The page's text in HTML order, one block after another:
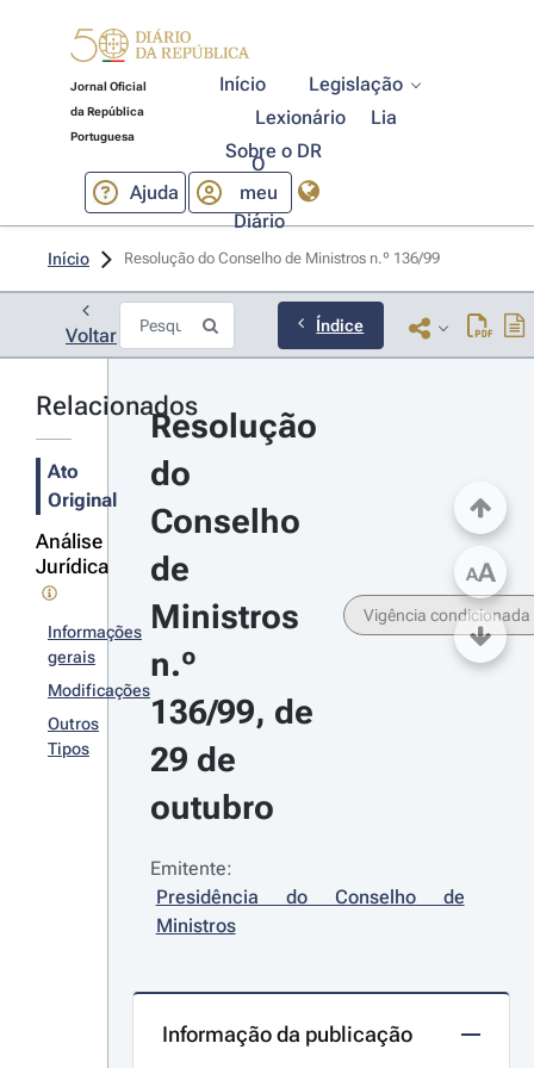
Jornal Oficial
da República
Portuguesa
Início
Legislação
Lexionário
Lia
Sobre o DR
Ajuda
O
meu
Diário
Início Resolução do Conselho de Ministros n.º 136/99
Voltar Índice
Relacionados
Ato
Original
Análise
Jurídica
Informações
gerais
Modificações
Outros
Tipos
Resolução
do
Conselho
de
Ministros
n.º
136/99, de
29 de
outubro
Vigência condicionada
Emitente:
Presidência do Conselho de
Ministros
Informação da publicação
AA